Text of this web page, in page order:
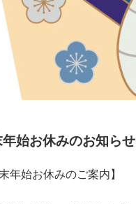
始お休みのお知らせ
末年始お休みのご案内】